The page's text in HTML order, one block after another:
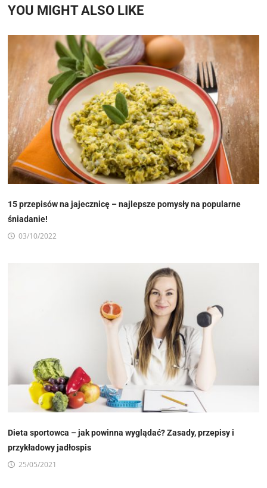
YOU MIGHT ALSO LIKE
15 przepisów na jajecznicę – najlepsze pomysły na popularne
śniadanie!
03/10/2022
Dieta sportowca – jak powinna wyglądać? Zasady, przepisy i
przykładowy jadłospis
25/05/2021